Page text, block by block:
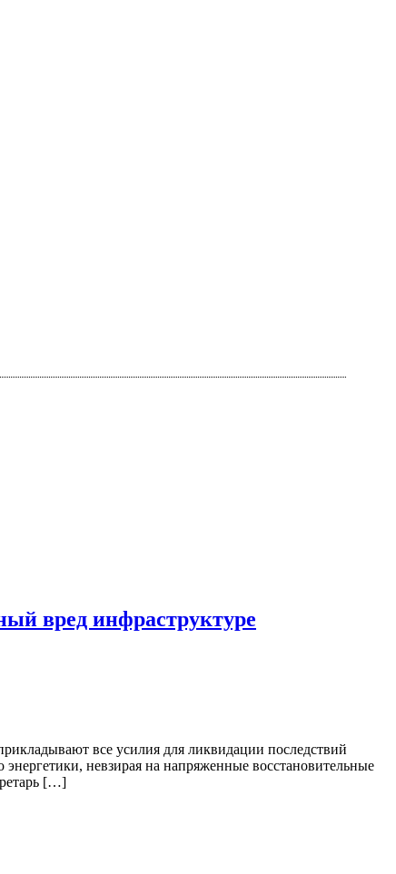
вред инфраструктуре
все усилия для ликвидации последствий
невзирая на напряженные восстановительные
[…]